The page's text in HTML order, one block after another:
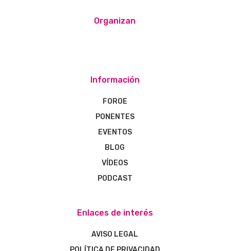
Organizan
Información
FOROE
PONENTES
EVENTOS
BLOG
VÍDEOS
PODCAST
Enlaces de interés
AVISO LEGAL